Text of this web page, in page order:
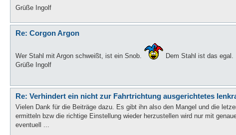
Grüße Ingolf
Re: Corgon Argon
Wer Stahl mit Argon schweißt, ist ein Snob.
Dem Stahl ist das egal.
Grüße Ingolf
Re: Verhindert ein nicht zur Fahrtrichtung ausgerichtetes
Vielen Dank für die Beiträge dazu. Es gibt ihn also den Mangel und die
ermitteln bzw die richtige Einstellung wieder herzustellen wird nur mit
eventuell ...